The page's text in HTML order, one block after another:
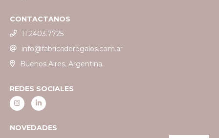
CONTACTANOS
11.2403.7725
info@fabricaderegalos.com.ar
Buenos Aires, Argentina.
REDES SOCIALES
NOVEDADES